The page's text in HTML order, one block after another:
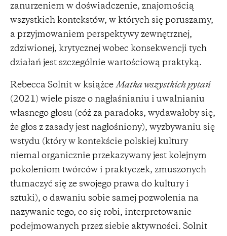
zanurzeniem w doświadczenie, znajomością
wszystkich kontekstów, w których się poruszamy,
a przyjmowaniem perspektywy zewnętrznej,
zdziwionej, krytycznej wobec konsekwencji tych
działań jest szczególnie wartościową praktyką.
Rebecca Solnit w książce Matka wszystkich pytań
(2021) wiele pisze o nagłaśnianiu i uwalnianiu
własnego głosu (cóż za paradoks, wydawałoby się,
że głos z zasady jest nagłośniony), wyzbywaniu się
wstydu (który w kontekście polskiej kultury
niemal organicznie przekazywany jest kolejnym
pokoleniom twórców i praktyczek, zmuszonych
tłumaczyć się ze swojego prawa do kultury i
sztuki), o dawaniu sobie samej pozwolenia na
nazywanie tego, co się robi, interpretowanie
podejmowanych przez siebie aktywności. Solnit